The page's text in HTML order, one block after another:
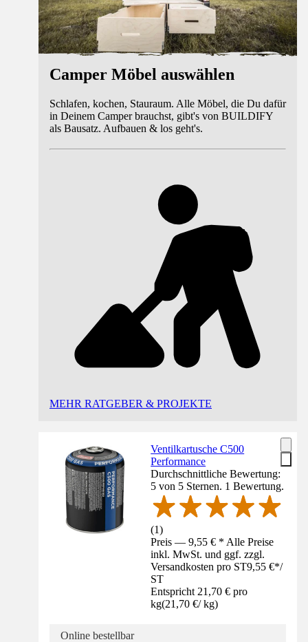
Camper Möbel auswählen
Schlafen, kochen, Stauraum. Alle Möbel, die Du dafür
in Deinem Camper brauchst, gibt's von BUILDIFY
als Bausatz. Aufbauen & los geht's.
MEHR RATGEBER & PROJEKTE
Ventilkartusche C500
Performance
Durchschnittliche Bewertung:
5 von 5 Sternen. 1 Bewertung.
(1)
Preis — 9,55 € * Alle Preise
inkl. MwSt. und ggf. zzgl.
Versandkosten pro ST9,55 €*/
ST
Entspricht 21,70 € pro
kg(21,70 €/ kg)
Online bestellbar